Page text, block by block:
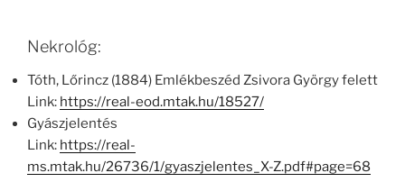
Nekrológ:
Tóth, Lőrincz (1884) Emlékbeszéd Zsivora György felett
Link: https://real-eod.mtak.hu/18527/
Gyászjelentés
Link: https://real-
ms.mtak.hu/26736/1/gyaszjelentes_X-Z.pdf#page=68